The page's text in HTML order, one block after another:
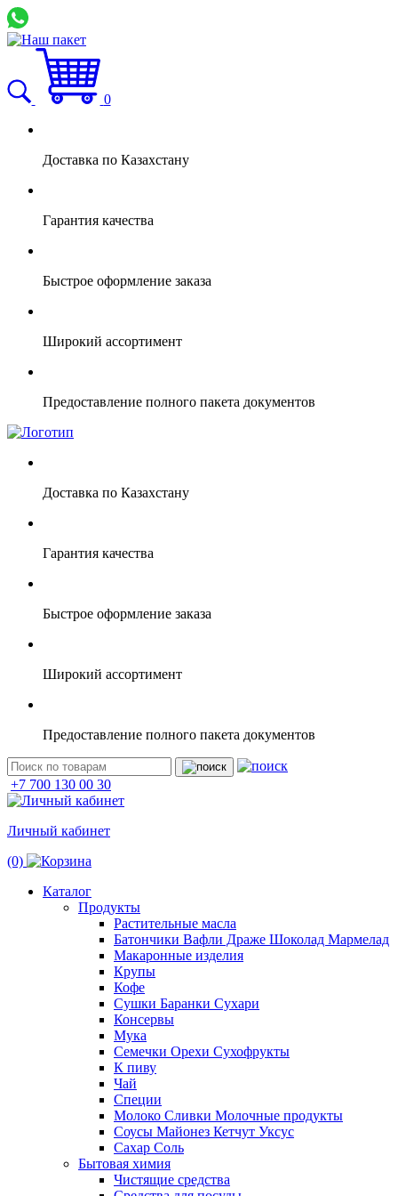
0
Доставка по Казахстану
Гарантия качества
Быстрое оформление заказа
Широкий ассортимент
Предоставление полного пакета документов
Доставка по Казахстану
Гарантия качества
Быстрое оформление заказа
Широкий ассортимент
Предоставление полного пакета документов
+7 700 130 00 30
Личный кабинет
(0)
Каталог
Продукты
Растительные масла
Батончики Вафли Драже Шоколад Мармелад
Макаронные изделия
Крупы
Кофе
Сушки Баранки Сухари
Консервы
Мука
Семечки Орехи Сухофрукты
К пиву
Чай
Специи
Молоко Сливки Молочные продукты
Соусы Майонез Кетчут Уксус
Сахар Соль
Бытовая химия
Чистящие средства